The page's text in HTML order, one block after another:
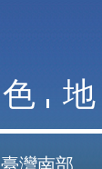
色 地
臺灣南部